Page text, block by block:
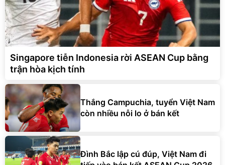
Singapore tiễn Indonesia rời ASEAN Cup bằng
trận hòa kịch tính
Thắng Campuchia, tuyển Việt Nam
còn nhiều nỗi lo ở bán kết
Đình Bắc lập cú đúp, Việt Nam đi